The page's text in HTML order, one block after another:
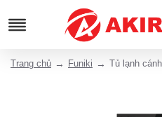
Trang chủ Funiki Tủ lạnh